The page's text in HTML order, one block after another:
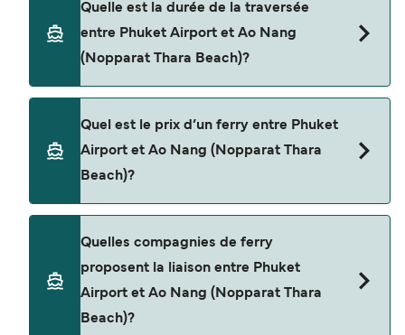
Quelle est la durée de la traversée
entre Phuket Airport et Ao Nang
(Nopparat Thara Beach)?
heures 7 minutes. La durée des traversées peut
varier d'une saison à l'autre. Nous vous
conseillons donc de vérifier ce qu'il en est, pour le
Quel est le prix d’un ferry entre Phuket
Airport et Ao Nang (Nopparat Thara
Beach)?
selon la saison. Le prix moyen de Phuket Airport à
Ao Nang (Nopparat Thara Beach) est de $173. Prix
hors frais de réservation.
Quelles compagnies de ferry
proposent la liaison entre Phuket
Airport et Ao Nang (Nopparat Thara
Beach)?